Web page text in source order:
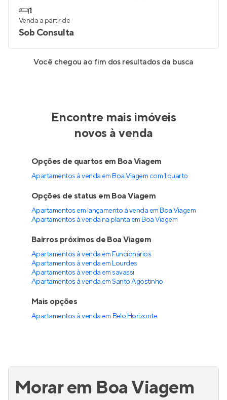
1
Venda a partir de
Sob Consulta
Você chegou ao fim dos resultados da busca
Encontre mais imóveis
novos à venda
Opções de quartos em Boa Viagem
Apartamentos à venda em Boa Viagem com 1 quarto
Opções de status em Boa Viagem
Apartamentos em lançamento à venda em Boa Viagem
Apartamentos à venda na planta em Boa Viagem
Bairros próximos de Boa Viagem
Apartamentos à venda em Funcionários
Apartamentos à venda em Lourdes
Apartamentos à venda em savassi
Apartamentos à venda em Santo Agostinho
Mais opções
Apartamentos à venda em Belo Horizonte
Morar em Boa Viagem